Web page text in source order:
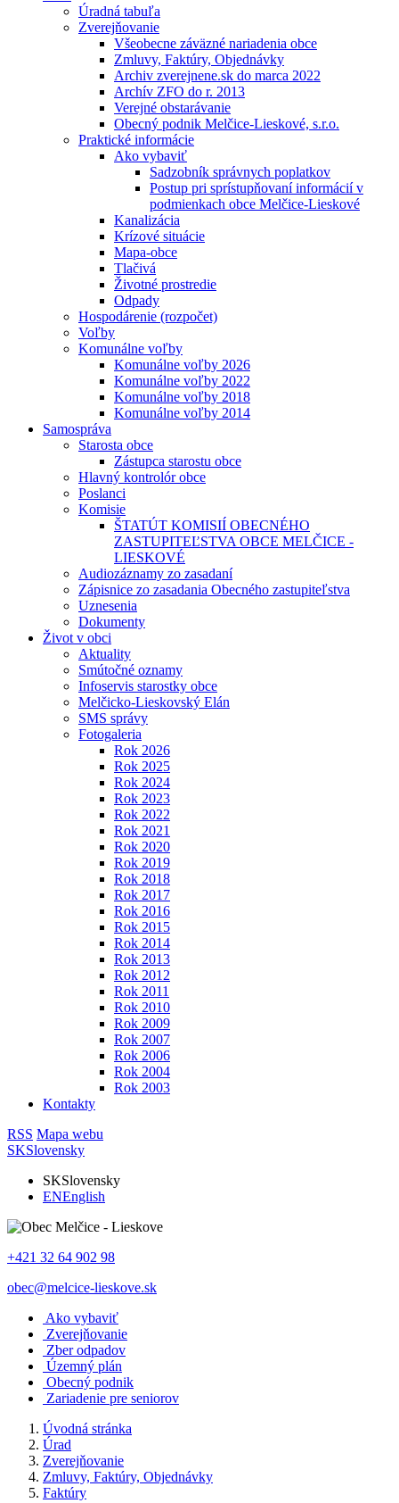
Úradná tabuľa
Zverejňovanie
Všeobecne záväzné nariadenia obce
Zmluvy, Faktúry, Objednávky
Archiv zverejnene.sk do marca 2022
Archív ZFO do r. 2013
Verejné obstarávanie
Obecný podnik Melčice-Lieskové, s.r.o.
Praktické informácie
Ako vybaviť
Sadzobník správnych poplatkov
Postup pri sprístupňovaní informácií v
podmienkach obce Melčice-Lieskové
Kanalizácia
Krízové situácie
Mapa-obce
Tlačivá
Životné prostredie
Odpady
Hospodárenie (rozpočet)
Voľby
Komunálne voľby
Komunálne voľby 2026
Komunálne voľby 2022
Komunálne voľby 2018
Komunálne voľby 2014
Samospráva
Starosta obce
Zástupca starostu obce
Hlavný kontrolór obce
Poslanci
Komisie
ŠTATÚT KOMISIÍ OBECNÉHO
ZASTUPITEĽSTVA OBCE MELČICE -
LIESKOVÉ
Audiozáznamy zo zasadaní
Zápisnice zo zasadania Obecného zastupiteľstva
Uznesenia
Dokumenty
Život v obci
Aktuality
Smútočné oznamy
Infoservis starostky obce
Melčicko-Lieskovský Elán
SMS správy
Fotogaleria
Rok 2026
Rok 2025
Rok 2024
Rok 2023
Rok 2022
Rok 2021
Rok 2020
Rok 2019
Rok 2018
Rok 2017
Rok 2016
Rok 2015
Rok 2014
Rok 2013
Rok 2012
Rok 2011
Rok 2010
Rok 2009
Rok 2007
Rok 2006
Rok 2004
Rok 2003
Kontakty
RSS Mapa webu
SKSlovensky
SKSlovensky
ENEnglish
+421 32 64 902 98
obec@melcice-lieskove.sk
Ako vybaviť
Zverejňovanie
Zber odpadov
Územný plán
Obecný podnik
Zariadenie pre seniorov
Úvodná stránka
Úrad
Zverejňovanie
Zmluvy, Faktúry, Objednávky
Faktúry